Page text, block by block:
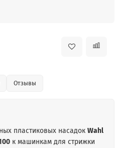
Отзывы
пластиковых насадок Wahl
к машинкам для стрижки